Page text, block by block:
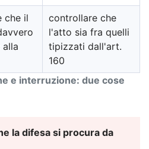
e interruzione: due cose
che il
alla
controllare che
l'atto sia fra quelli
tipizzati dall'art.
160
la difesa si procura da